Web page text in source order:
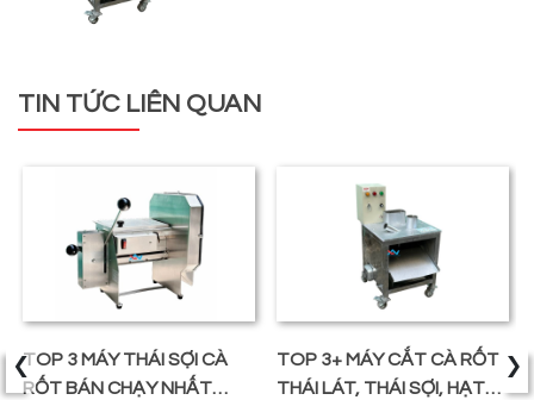
TIN TỨC LIÊN QUAN
TOP 3 MÁY THÁI SỢI CÀ
RỐT BÁN CHẠY NHẤT
TOP 3+ MÁY CẮT CÀ RỐT
THÁI LÁT, THÁI SỢI, HẠT
‹ ›